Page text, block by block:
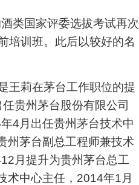
国家评委选拔考试再次
培训班。此后以较好的名
莉在茅台工作职位的提
贵州茅台股份有限公司
4月出任贵州茅台技术中
州茅台副总工程师兼技术
月提升为贵州茅台总工
术中心主任，2014年1月